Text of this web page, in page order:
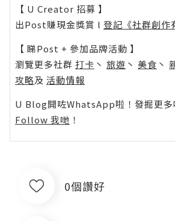
【 U Creator 招募 】
出Post賺現金獎賞 l 登記《社群創作
【 睇Post + 參加品牌活動 】
瀏覽更多社群 打卡 丶 旅遊 丶 美食 丶
攻略及 活動情報
U Blog開咗WhatsApp啦！發掘更多
Follow 我哋 ！
0個讚好